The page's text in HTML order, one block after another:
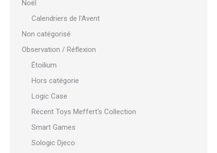
Noël
Calendriers de l'Avent
Non catégorisé
Observation / Réflexion
Étoilium
Hors catégorie
Logic Case
Recent Toys Meffert's Collection
Smart Games
Sologic Djeco